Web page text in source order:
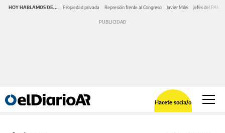
HOY HABLAMOS DE... Propiedad privada Represión frente al Congreso Javier Milei Jefes del PAMI
Hacete socia/o